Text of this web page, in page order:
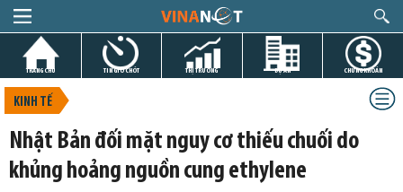
TRANG CHỦ TIN GIỜ CHÓT THỊ TRƯỜNG DỰ ÁN CHỨNG KHOÁN
KINH TẾ
Nhật Bản đối mặt nguy cơ thiếu chuối do
khủng hoảng nguồn cung ethylene